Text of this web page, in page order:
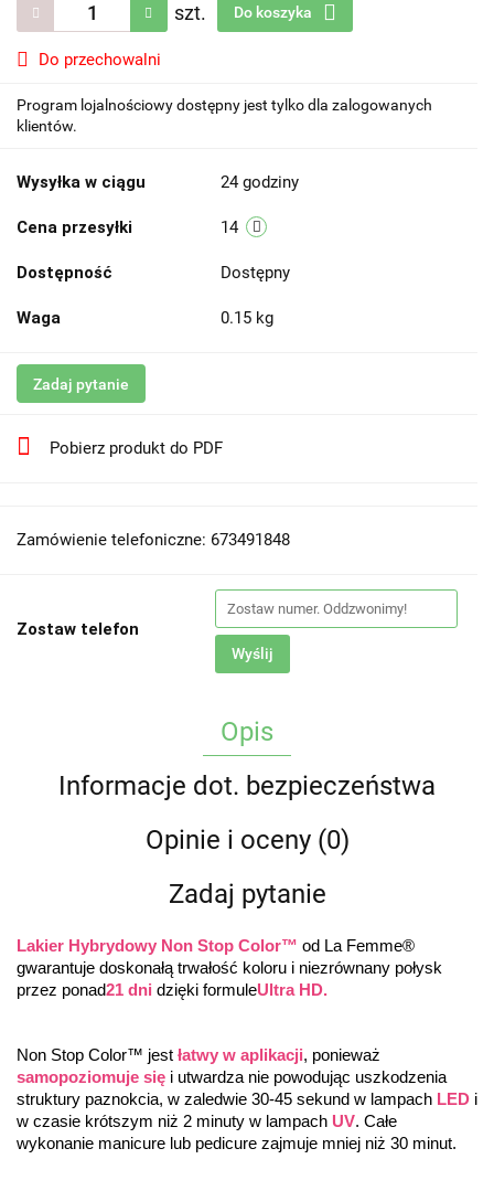
szt. Do koszyka
Do przechowalni
Program lojalnościowy dostępny jest tylko dla zalogowanych
klientów.
Wysyłka w ciągu 24 godziny
Cena przesyłki 14
Dostępność Dostępny
Waga 0.15 kg
Zadaj pytanie
Pobierz produkt do PDF
Zamówienie telefoniczne: 673491848
Zostaw telefon
Wyślij
Opis
Informacje dot. bezpieczeństwa
Opinie i oceny (0)
Zadaj pytanie
Lakier Hybrydowy Non Stop Color™ od La Femme®
gwarantuje doskonałą trwałość koloru i niezrównany połysk
przez ponad21 dni dzięki formuleUltra HD.
Non Stop Color™ jest łatwy w aplikacji
samopoziomuje się i utwardza nie powodując uszkodzenia
struktury paznokcia, w zaledwie 30-45 sekund w lampach LED i
w czasie krótszym niż 2 minuty w lampach UV. Całe
wykonanie manicure lub pedicure zajmuje mniej niż 30 minut.